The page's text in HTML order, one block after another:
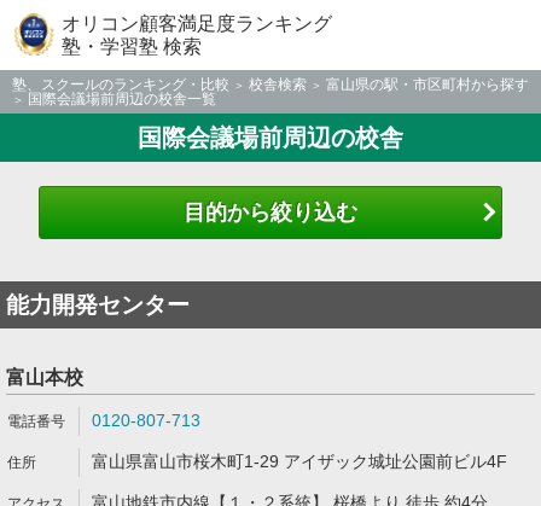
オリコン顧客満足度ランキング
塾・学習塾 検索
塾、スクールのランキング・比較 校舎検索
富山県の駅・市区町村から探す
国際会議場前周辺の校舎一覧
国際会議場前周辺の校舎
目的から絞り込む
能力開発センター
富山本校
0120-807-713
富山県富山市桜木町1-29 アイザック城址公園前ビル4F